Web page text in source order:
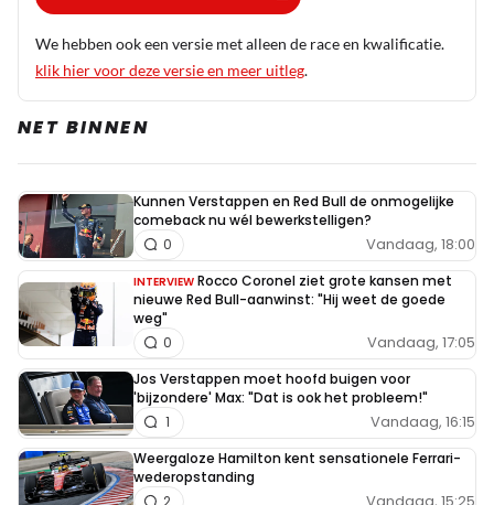
We hebben ook een versie met alleen de race en kwalificatie.
klik hier voor deze versie en meer uitleg.
NET BINNEN
Kunnen Verstappen en Red Bull de onmogelijke
comeback nu wél bewerkstelligen?
Vandaag, 18:00
0
INTERVIEW Rocco Coronel ziet grote kansen met
nieuwe Red Bull-aanwinst: "Hij weet de goede
weg"
Vandaag, 17:05
0
Jos Verstappen moet hoofd buigen voor
'bijzondere' Max: "Dat is ook het probleem!"
Vandaag, 16:15
1
Weergaloze Hamilton kent sensationele Ferrari-
wederopstanding
2